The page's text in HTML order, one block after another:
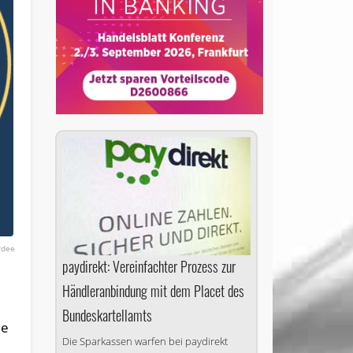
paydirekt: Vereinfachter Prozess zur
Händleranbindung mit dem Placet des
Bundeskartellamts
Die Sparkassen warfen bei paydirekt